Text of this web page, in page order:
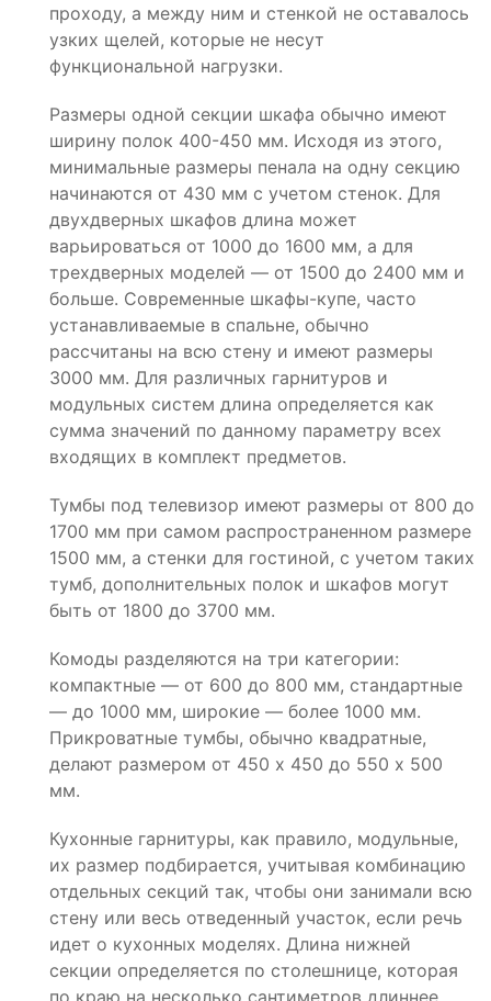
проходу, а между ним и стенкой не оставалось
узких щелей, которые не несут
функциональной нагрузки.
Размеры одной секции шкафа обычно имеют
ширину полок 400-450 мм. Исходя из этого,
минимальные размеры пенала на одну секцию
начинаются от 430 мм с учетом стенок. Для
двухдверных шкафов длина может
варьироваться от 1000 до 1600 мм, а для
трехдверных моделей — от 1500 до 2400 мм и
больше. Современные шкафы-купе, часто
устанавливаемые в спальне, обычно
рассчитаны на всю стену и имеют размеры
3000 мм. Для различных гарнитуров и
модульных систем длина определяется как
сумма значений по данному параметру всех
входящих в комплект предметов.
Тумбы под телевизор имеют размеры от 800 до
1700 мм при самом распространенном размере
1500 мм, а стенки для гостиной, с учетом таких
тумб, дополнительных полок и шкафов могут
быть от 1800 до 3700 мм.
Комоды разделяются на три категории:
компактные — от 600 до 800 мм, стандартные
— до 1000 мм, широкие — более 1000 мм.
Прикроватные тумбы, обычно квадратные,
делают размером от 450 х 450 до 550 х 500
мм.
Кухонные гарнитуры, как правило, модульные,
их размер подбирается, учитывая комбинацию
отдельных секций так, чтобы они занимали всю
стену или весь отведенный участок, если речь
идет о кухонных моделях. Длина нижней
секции определяется по столешнице, которая
по краю на несколько сантиметров длиннее